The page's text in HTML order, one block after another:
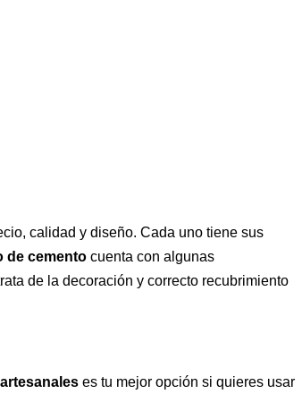
calidad y diseño. Cada uno tiene sus
de cemento cuenta con algunas
de la decoración y correcto recubrimiento
es tu mejor opción si quieres usar